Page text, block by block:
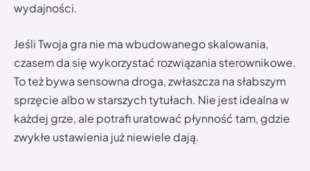
wydajności.
Jeśli Twoja gra nie ma wbudowanego skalowania,
czasem da się wykorzystać rozwiązania sterownikowe.
To też bywa sensowna droga, zwłaszcza na słabszym
sprzęcie albo w starszych tytułach. Nie jest idealna w
każdej grze, ale potrafi uratować płynność tam, gdzie
zwykłe ustawienia już niewiele dają.